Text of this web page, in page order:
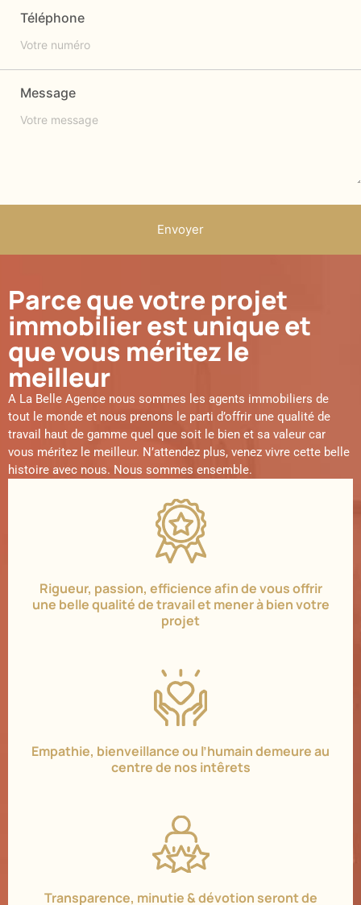
Téléphone
Message
Envoyer
Parce que votre projet
immobilier est unique et
que vous méritez le
meilleur
A La Belle Agence nous sommes les agents immobiliers de
tout le monde et nous prenons le parti d’offrir une qualité de
travail haut de gamme quel que soit le bien et sa valeur car
vous méritez le meilleur. N’attendez plus, venez vivre cette belle
histoire avec nous. Nous sommes ensemble.
Rigueur, passion, efficience afin de vous offrir
une belle qualité de travail et mener à bien votre
projet
Empathie, bienveillance ou l’humain demeure au
centre de nos intêrets
Transparence, minutie & dévotion seront de